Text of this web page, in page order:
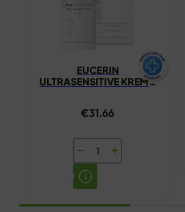
EUCERIN
ULTRASENSITIVE KREMA
€31.66
EUCERIN
ULTRASENSITIVE
KREMA
ZA